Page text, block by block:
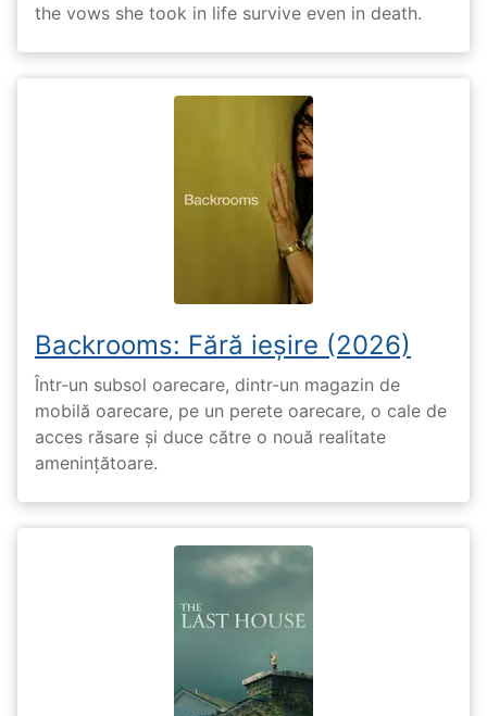
the vows she took in life survive even in death.
Backrooms: Fără ieșire (2026)
Într-un subsol oarecare, dintr-un magazin de
mobilă oarecare, pe un perete oarecare, o cale de
acces răsare și duce către o nouă realitate
amenințătoare.